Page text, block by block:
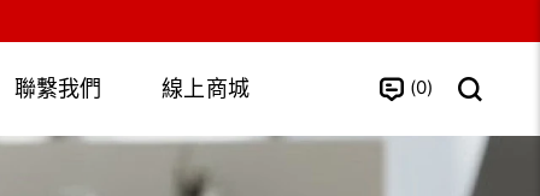
聯繫我們 線上商城 0